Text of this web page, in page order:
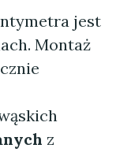
jest
Montaż
z